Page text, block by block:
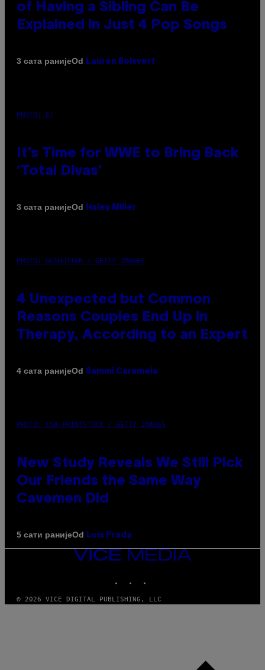
of Having a Sibling Can Be
Explained in Just 4 Pop Songs
3 сата ранијеOd Lauren Boisvert
PHOTO: E!
It’s Time for WWE to Bring Back
‘Total Divas’
3 сата ранијеOd Haley Miller
PHOTO: GCSHUTTER / GETTY IMAGES
4 Unexpected but Common
Reasons Couples End Up in
Therapy, According to an Expert
4 сата ранијеOd Sammi Caramela
PHOTO: CSA-PRINTSTOCK / GETTY IMAGES
New Study Reveals We Still Pick
Our Friends the Same Way
Cavemen Did
5 сати ранијеOd Luis Prada
VICE
MEDIA
© 2026 VICE DIGITAL PUBLISHING, LLC